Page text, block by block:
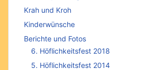
Krah und Kroh
Kinderwünsche
Berichte und Fotos
6. Höflichkeitsfest 2018
5. Höflichkeitsfest 2014